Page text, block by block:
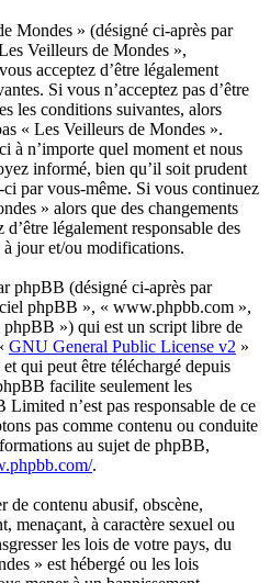
Mondes » (désigné ci-après par
Veilleurs de Mondes »,
acceptez d’être légalement
Si vous n’acceptez pas d’être
les conditions suivantes, alors
« Les Veilleurs de Mondes ».
à n’importe quel moment et nous
informé, bien qu’il soit prudent
par vous-même. Si vous continuez
» alors que des changements
légalement responsable des
jour et/ou modifications.
phpBB (désigné ci-après par
phpBB », « www.phpbb.com »,
») qui est un script libre de
GNU General Public License v2 »
qui peut être téléchargé depuis
facilite seulement les
n’est pas responsable de ce
pas comme contenu ou conduite
au sujet de phpBB,
.
de contenu abusif, obscène,
menaçant, à caractère sexuel ou
les lois de votre pays, du
» est hébergé ou les lois